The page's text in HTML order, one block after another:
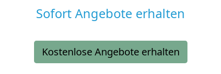
Sofort Angebote erhalten
Kostenlose Angebote erhalten